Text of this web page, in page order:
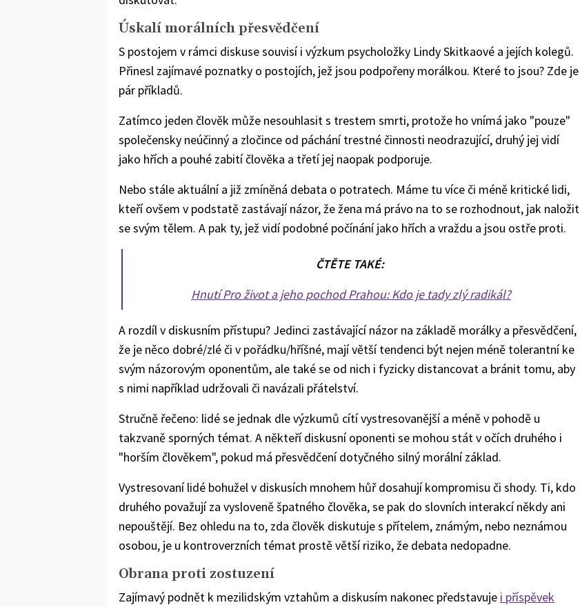
Úskalí morálních přesvědčení
S postojem v rámci diskuse souvisí i výzkum psycholožky Lindy Skitkaové a jejích kolegů.
Přinesl zajímavé poznatky o postojích, jež jsou podpořeny morálkou. Které to jsou? Zde je
pár příkladů.
Zatímco jeden člověk může nesouhlasit s trestem smrti, protože ho vnímá jako "pouze"
společensky neúčinný a zločince od páchání trestné činnosti neodrazující, druhý jej vidí
jako hřích a pouhé zabití člověka a třetí jej naopak podporuje.
Nebo stále aktuální a již zmíněná debata o potratech. Máme tu více či méně kritické lidi,
kteří ovšem v podstatě zastávají názor, že žena má právo na to se rozhodnout, jak naložit
se svým tělem. A pak ty, jež vidí podobné počínání jako hřích a vraždu a jsou ostře proti.
ČTĚTE TAKÉ:
Hnutí Pro život a jeho pochod Prahou: Kdo je tady zlý radikál?
A rozdíl v diskusním přístupu? Jedinci zastávající názor na základě morálky a přesvědčení,
že je něco dobré/zlé či v pořádku/hříšné, mají větší tendenci být nejen méně tolerantní ke
svým názorovým oponentům, ale také se od nich i fyzicky distancovat a bránit tomu, aby
s nimi například udržovali či navázali přátelství.
Stručně řečeno: lidé se jednak dle výzkumů cítí vystresovanější a méně v pohodě u
takzvaně sporných témat. A někteří diskusní oponenti se mohou stát v očích druhého i
"horším člověkem", pokud má přesvědčení dotyčného silný morální základ.
Vystresovaní lidé bohužel v diskusích mnohem hůř dosahují kompromisu či shody. Ti, kdo
druhého považují za vysloveně špatného člověka, se pak do slovních interakcí někdy ani
nepouštějí. Bez ohledu na to, zda člověk diskutuje s přítelem, známým, nebo neznámou
osobou, je u kontroverzních témat prostě větší riziko, že debata nedopadne.
Obrana proti zostuzení
Zajímavý podnět k mezilidským vztahům a diskusím nakonec představuje i příspěvek